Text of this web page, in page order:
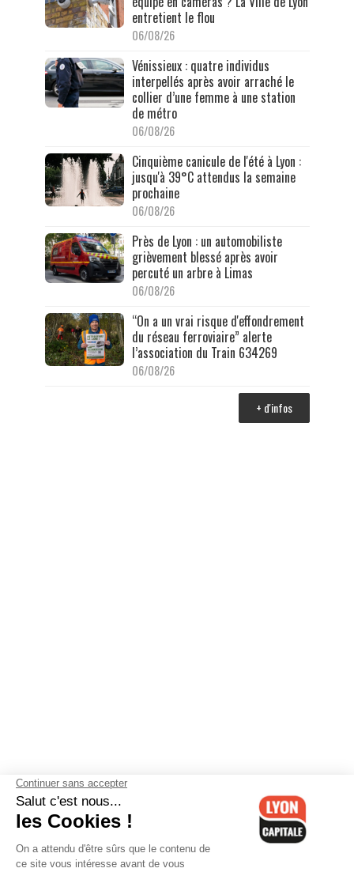
entretient le flou
06/08/26
Vénissieux : quatre individus
interpellés après avoir arraché le
collier d’une femme à une station
de métro
06/08/26
Cinquième canicule de l'été à Lyon :
jusqu'à 39°C attendus la semaine
prochaine
06/08/26
Près de Lyon : un automobiliste
grièvement blessé après avoir
percuté un arbre à Limas
06/08/26
“On a un vrai risque d'effondrement
du réseau ferroviaire” alerte
l’association du Train 634269
06/08/26
+ d'infos